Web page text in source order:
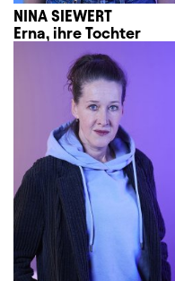
NINA SIEWERT
Erna, ihre Tochter